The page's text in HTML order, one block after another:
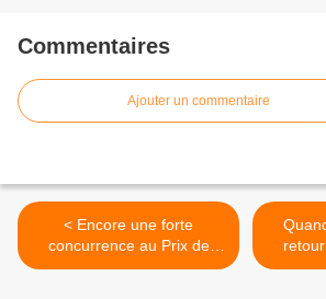
Commentaires
Ajouter un commentaire
< Encore une forte
concurrence au Prix de
l'Humour et Politique 2008